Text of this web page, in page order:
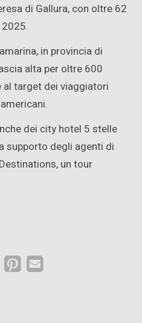
di Gallura, con oltre 62
in provincia di
alta per oltre 600
al target dei viaggiatori
dei city hotel 5 stelle
supporto degli agenti di
un tour